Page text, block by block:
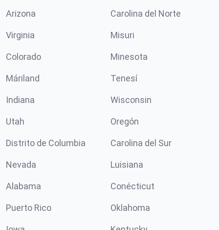
Arizona Carolina del Norte
Virginia Misuri
Colorado Minesota
Máriland Tenesí
Indiana Wisconsin
Utah Oregón
Distrito de Columbia Carolina del Sur
Nevada Luisiana
Alabama Conécticut
Puerto Rico Oklahoma